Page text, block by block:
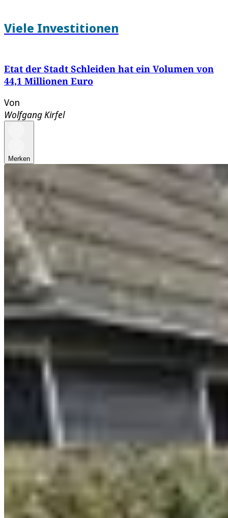
Viele Investitionen
Etat der Stadt Schleiden hat ein Volumen von
44,1 Millionen Euro
Von
Wolfgang Kirfel
Merken